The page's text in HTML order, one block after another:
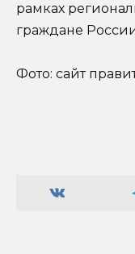
рамках
граждане
Фото: сайт